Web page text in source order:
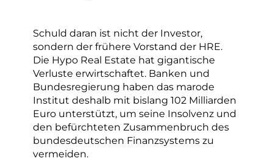
Schuld daran ist nicht der Investor,
sondern der frühere Vorstand der HRE.
Die Hypo Real Estate hat gigantische
Verluste erwirtschaftet. Banken und
Bundesregierung haben das marode
Institut deshalb mit bislang 102 Milliarden
Euro unterstützt, um seine Insolvenz und
den befürchteten Zusammenbruch des
bundesdeutschen Finanzsystems zu
vermeiden.